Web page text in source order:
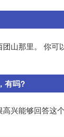
山那里。 你
有吗?
兴能够回答这